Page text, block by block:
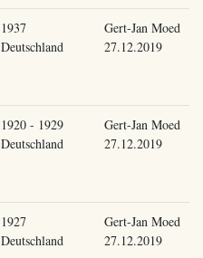
1937
Deutschland
Gert-Jan Moed
27.12.2019
1920 - 1929
Deutschland
Gert-Jan Moed
27.12.2019
1927
Deutschland
Gert-Jan Moed
27.12.2019